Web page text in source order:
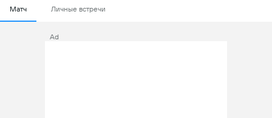
Матч Личные встречи
Ad